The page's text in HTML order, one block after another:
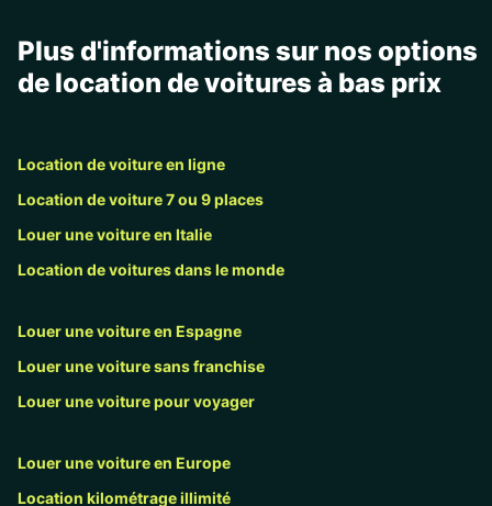
Plus d'informations sur nos options
de location de voitures à bas prix
Location de voiture en ligne
Location de voiture 7 ou 9 places
Louer une voiture en Italie
Location de voitures dans le monde
Louer une voiture en Espagne
Louer une voiture sans franchise
Louer une voiture pour voyager
Louer une voiture en Europe
Location kilométrage illimité